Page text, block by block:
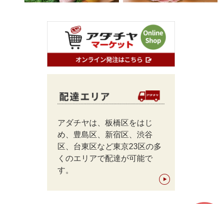
アダチヤは、板橋区をはじ
め、豊島区、新宿区、渋谷
区、台東区など東京23区の多
くのエリアで配達が可能で
す。